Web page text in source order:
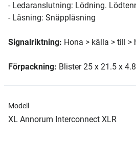
- Ledaranslutning: Lödning.
- Låsning: Snäpplåsning
Signalriktning: Hona > källa > till >
Förpackning: Blister 25 x 21.5 x
Modell
XL Annorum Interconnect XLR